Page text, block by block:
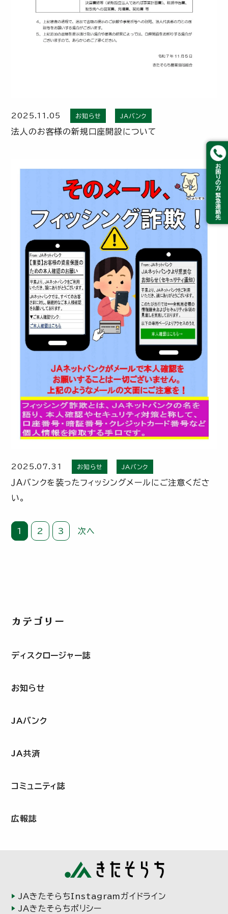
2025.11.05 お知らせ JAバンク
法人のお客様の新規口座開設について
2025.07.31 お知らせ JAバンク
ＪＡバンクを装ったフィッシングメールにご注意くださ
い。
投
送
1 2 3 次へ
カテゴリー
ディスクロージャー誌
お知らせ
JAバンク
JA共済
コミュニティ誌
広報誌
JAきたそらちInstagramガイドライン
JAきたそらちポリシー